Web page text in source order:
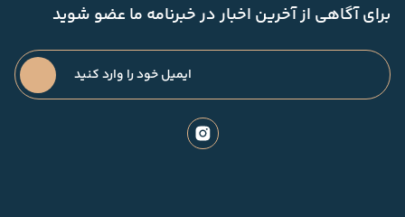
برای آگاهی از آخرین اخبار در خبرنامه ما عضو شوید